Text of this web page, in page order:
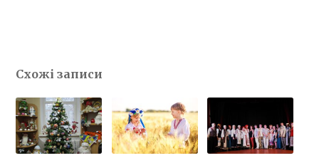
o
o
r
a
m
e
r
Схожі записи